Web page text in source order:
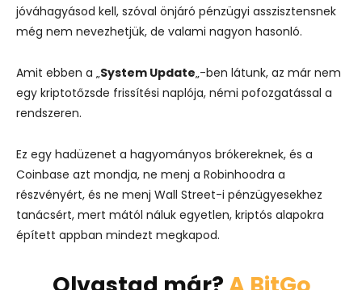
jóváhagyásod kell, szóval önjáró pénzügyi asszisztensnek
még nem nevezhetjük, de valami nagyon hasonló.
Amit ebben a „System Update„-ben látunk, az már nem
egy kriptotőzsde frissítési naplója, némi pofozgatással a
rendszeren.
Ez egy hadüzenet a hagyományos brókereknek, és a
Coinbase azt mondja, ne menj a Robinhoodra a
részvényért, és ne menj Wall Street-i pénzügyesekhez
tanácsért, mert mától náluk egyetlen, kriptós alapokra
épített appban mindezt megkapod.